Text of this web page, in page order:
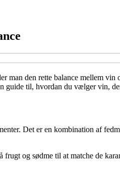
den rette balance mellem vin
til, hvordan du vælger vin,
Det er en kombination af
og sødme til at matche de